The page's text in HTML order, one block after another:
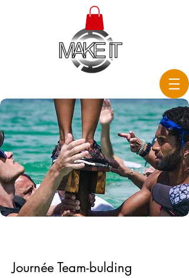
Journée Team-bulding